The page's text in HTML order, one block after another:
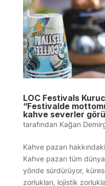
LOC Festivals
“Festivalde
kahve severler
tarafından Kağan
Kahve pazarı
Kahve pazarı tüm
yönde sürdürüyor,
zorlukları, lojistik